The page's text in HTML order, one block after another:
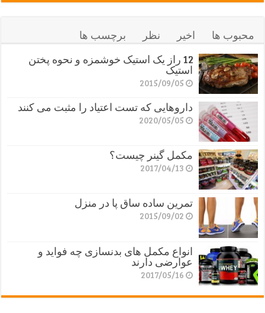
محبوب ها اخیر نظر
برچسب ها
12 راز یک استیک خوشمزه و نحوه پختن
استیک
2015/09/05
داروهایی که تست اعتیاد را مثبت می کنند
2020/05/05
مکمل گینر چیست؟
2017/04/13
تمرین ساده ساق پا در منزل
2015/09/02
انواع مکمل های بدنسازی چه فواید و
عوارضی دارند
2017/05/16